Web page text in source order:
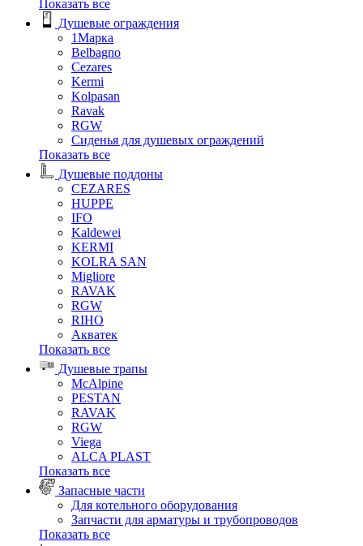
Показать все
Душевые ограждения
1Марка
Belbagno
Cezares
Kermi
Kolpasan
Ravak
RGW
Сиденья для душевых ограждений
Показать все
Душевые поддоны
CEZARES
HUPPE
IFO
Kaldewei
KERMI
KOLRA SAN
Migliore
RAVAK
RGW
RIHO
Акватек
Показать все
Душевые трапы
McAlpine
PESTAN
RAVAK
RGW
Viega
АLCA PLAST
Показать все
Запасные части
Для котельного оборудования
Запчасти для арматуры и трубопроводов
Показать все